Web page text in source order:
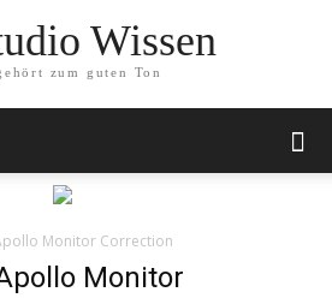
Wissen
zum guten Ton
Monitor Correction
Monitor